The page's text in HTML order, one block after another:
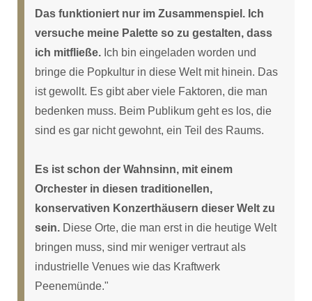
Das funktioniert nur im Zusammenspiel. Ich
versuche meine Palette so zu gestalten, dass
ich mitfließe. Ich bin eingeladen worden und
bringe die Popkultur in diese Welt mit hinein. Das
ist gewollt. Es gibt aber viele Faktoren, die man
bedenken muss. Beim Publikum geht es los, die
sind es gar nicht gewohnt, ein Teil des Raums.
Es ist schon der Wahnsinn, mit einem
Orchester in diesen traditionellen,
konservativen Konzerthäusern dieser Welt zu
sein. Diese Orte, die man erst in die heutige Welt
bringen muss, sind mir weniger vertraut als
industrielle Venues wie das Kraftwerk
Peenemünde."